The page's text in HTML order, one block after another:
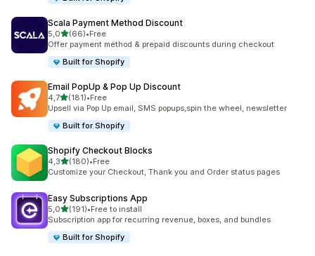
Scala Payment Method Discount
5,0de 5 estrelas
(66)
66 total de avaliações
•Free
Offer payment method & prepaid discounts during checkout
Built for Shopify
Email PopUp & Pop Up Discount
4,7de 5 estrelas
(181)
181 total de avaliações
•Free
Upsell via Pop Up email, SMS popups,spin the wheel, newsletter
Built for Shopify
Shopify Checkout Blocks
4,3de 5 estrelas
(180)
180 total de avaliações
•Free
Customize your Checkout, Thank you and Order status pages
Easy Subscriptions App
5,0de 5 estrelas
(191)
191 total de avaliações
•Free to install
Subscription app for recurring revenue, boxes, and bundles
Built for Shopify